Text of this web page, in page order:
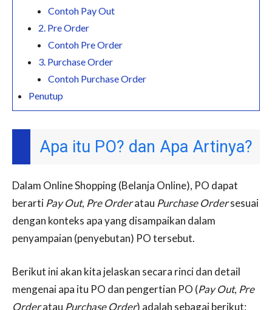
Contoh Pay Out
2. Pre Order
Contoh Pre Order
3. Purchase Order
Contoh Purchase Order
Penutup
Apa itu PO? dan Apa Artinya?
Dalam Online Shopping (Belanja Online), PO dapat
berarti Pay Out, Pre Orderatau Purchase Ordersesuai
dengan konteks apa yang disampaikan dalam
penyampaian (penyebutan) PO tersebut.
Berikut ini akan kita jelaskan secara rinci dan detail
mengenai apa itu PO dan pengertian PO (Pay Out, Pre
Orderatau Purchase Order) adalah sebagai berikut: